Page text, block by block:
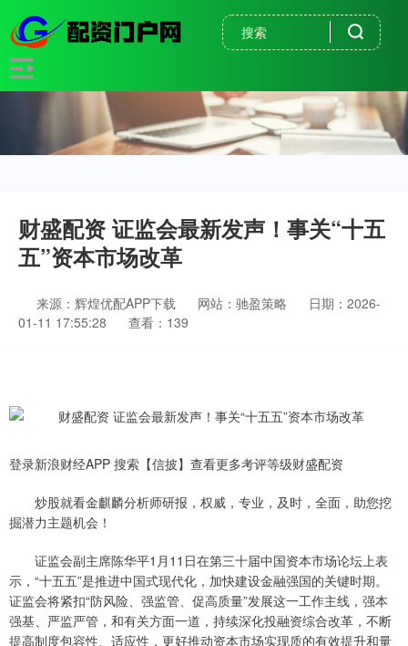
财盛配资 证监会最新发声！事关“十五
五”资本市场改革
来源：辉煌优配APP下载 网站：驰盈策略
日期：2026-
01-11 17:55:28
查看：139
登录新浪财经APP 搜索【信披】查看更多考评等级财盛配资
炒股就看金麒麟分析师研报，权威，专业，及时，全面，助您挖
掘潜力主题机会！
证监会副主席陈华平1月11日在第三十届中国资本市场论坛上表
示，“十五五”是推进中国式现代化，加快建设金融强国的关键时期。
证监会将紧扣“防风险、强监管、促高质量”发展这一工作主线，强本
强基、严监严管，和有关方面一道，持续深化投融资综合改革，不断
提高制度包容性、适应性，更好推动资本市场实现质的有效提升和量